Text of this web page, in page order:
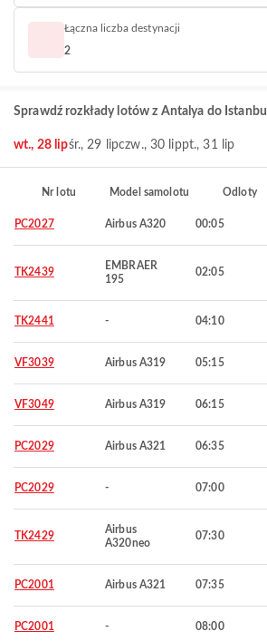
Łączna liczba destynacji
2
Sprawdź rozkłady lotów z Antalya do Istanbul
wt., 28 lipśr., 29 lipczw., 30 lippt., 31 lip
Nr lotu Model samolotu Odloty
PC2027 Airbus A320 00:05
TK2439
EMBRAER
195
02:05
TK2441 - 04:10
VF3039 Airbus A319 05:15
VF3049 Airbus A319 06:15
PC2029 Airbus A321 06:35
PC2029 - 07:00
TK2429
Airbus
A320neo
07:30
PC2001 Airbus A321 07:35
PC2001 - 08:00